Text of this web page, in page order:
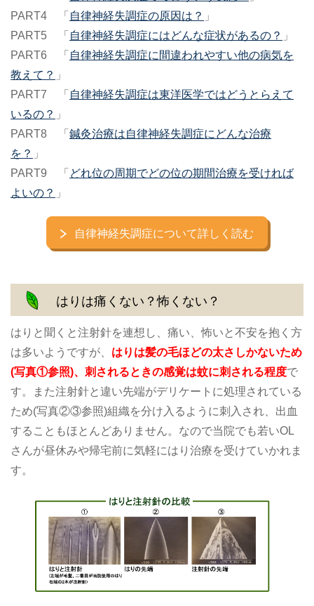
PART4 「 自律神経失調症の原因は？ 」
PART5 「 自律神経失調症にはどんな症状があるの？ 」
PART6 「 自律神経失調症に間違われやすい他の病気を
教えて？ 」
PART7 「 自律神経失調症は東洋医学ではどうとらえて
いるの？ 」
PART8 「 鍼灸治療は自律神経失調症にどんな治療
を？ 」
PART9 「 どれ位の周期でどの位の期間治療を受ければ
よいの？ 」
自律神経失調症について詳しく読む
はりは痛くない？怖くない？
はりと聞くと注射針を連想し、痛い、怖いと不安を抱く方
は多いようですが、 はりは髪の毛ほどの太さしかないため
(写真①参照)、刺されるときの感覚は蚊に刺される程度で
す。また注射針と違い先端がデリケートに処理されている
ため(写真②③参照)組織を分け入るように刺入され、出血
することもほとんどありません。なので当院でも若いOL
さんが昼休みや帰宅前に気軽にはり治療を受けていかれま
す。